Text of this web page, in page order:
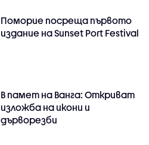
Поморие посреща първото
издание на Sunset Port Festival
В памет на Ванга: Откриват
изложба на икони и
дърворезби